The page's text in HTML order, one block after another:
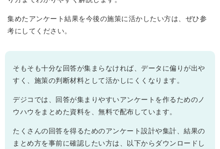
集めたアンケート結果を今後の施策に活かしたい方は、ぜひ参
考にしてください。
そもそも十分な回答が集まらなければ、データに偏りが出や
すく、施策の判断材料として活かしにくくなります。
デジコでは、回答が集まりやすいアンケートを作るためのノ
ウハウをまとめた資料を、無料で配布しています。
たくさんの回答を得るためのアンケート設計や集計、結果の
まとめ方を事前に確認したい方は、以下からダウンロードし